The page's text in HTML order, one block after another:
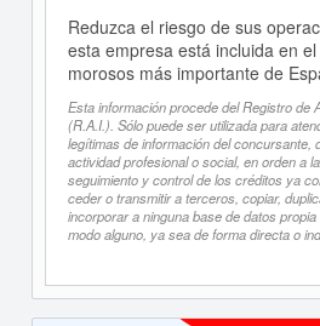
Reduzca el riesgo de sus
esta empresa está incluida en
morosos más importante de
Esta información procede del Registro de
(R.A.I.). Sólo puede ser utilizada para
legítimas de información del concursante,
actividad profesional o social, en orden a
seguimiento y control de los créditos ya
ceder o transmitir a terceros, copiar,
incorporar a ninguna base de datos
modo alguno, ya sea de forma directa o